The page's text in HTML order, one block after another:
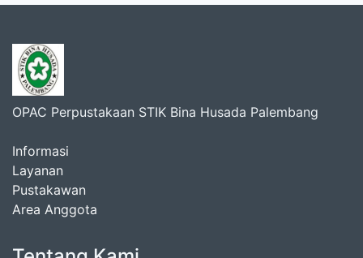
OPAC Perpustakaan STIK Bina Husada Palembang
Informasi
Layanan
Pustakawan
Area Anggota